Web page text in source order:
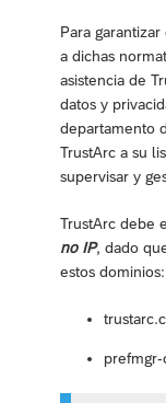
Para
a dichas
asistencia de
datos y
departamento
TrustArc a su
supervisar y
TrustArc debe
no IP, dado
estos dominios: